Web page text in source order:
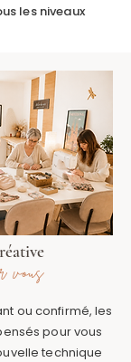
les niveaux
vous
ou confirmé, les
pour vous
technique